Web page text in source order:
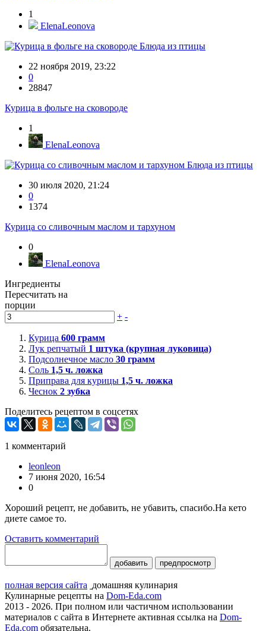
1
ElenaLeonova
Блюда из птицы
22 ноября 2019, 23:22
0
28847
Курица в фольге на сковороде
1
ElenaLeonova
Блюда из птицы
30 июля 2020, 21:24
0
1374
Курица со сливочным маслом и тархуном
0
ElenaLeonova
Ингредиенты
Пересчитать на
порции
+ -
Курица 600 грамм
Лук репчатый 1 штука (крупная луковица)
Подсолнечное масло 30 грамм
Соль 1,5 ч. ложка
Приправа для курицы 1,5 ч. ложка
Чеснок 2 зубка
Поделитесь рецептом в соцсетях
1 комментарий
leonleon
7 июня 2020, 16:54
0
Хороший рецепт, не добавить, не убавить, спасибо.На кето
диете самое то.
Оставить комментарий
добавить предпросмотр
полная версия сайта домашняя кулинария
Кулинарные рецепты на Dom-Eda.com
2013 - 2026. При полном или частичном использовании
материалов с сайта в Интернете активная ссылка на Dom-
Eda.com обязательна.